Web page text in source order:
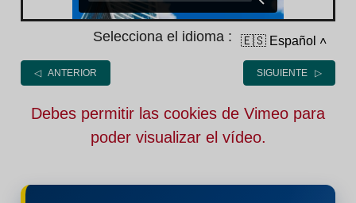
Selecciona el idioma : 🇪🇸 Español ˄
◁ ANTERIOR SIGUIENTE ▷
Debes permitir las cookies de Vimeo para
poder visualizar el vídeo.